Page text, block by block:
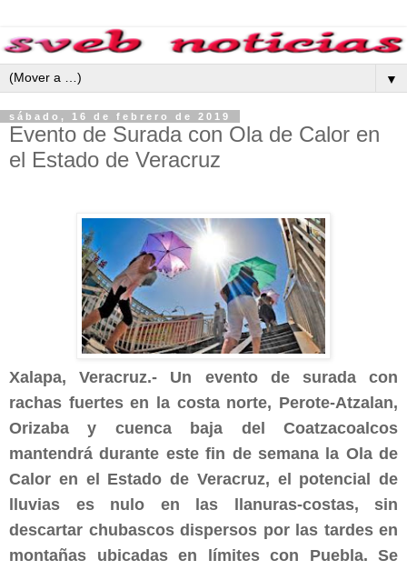
▼
sábado, 16 de febrero de 2019
Evento de Surada con Ola de Calor en
el Estado de Veracruz
Xalapa, Veracruz.- Un evento de surada con
rachas fuertes en la costa norte, Perote-Atzalan,
Orizaba y cuenca baja del Coatzacoalcos
mantendrá durante este fin de semana la Ola de
Calor en el Estado de Veracruz, el potencial de
lluvias es nulo en las llanuras-costas, sin
descartar chubascos dispersos por las tardes en
montañas ubicadas en límites con Puebla. Se